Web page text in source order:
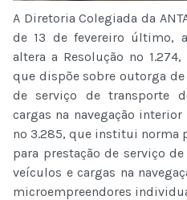
A Diretoria Colegiada da
de 13 de fevereiro último,
altera a Resolução nº
que dispõe sobre outorga
de serviço de transporte
cargas na navegação
nº 3.285, que institui norma
para prestação de serviço
veículos e cargas na
microempreendores